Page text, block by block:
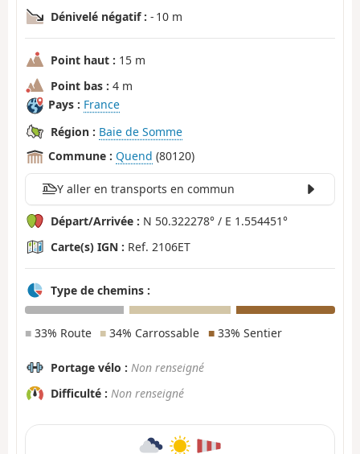
Dénivelé négatif : - 10 m
Point haut : 15 m
Point bas : 4 m
Pays : France
Région : Baie de Somme
Commune : Quend (80120)
Y aller en transports en commun
Départ/Arrivée : N 50.322278° / E 1.554451°
Carte(s) IGN : Ref. 2106ET
Type de chemins :
■ 33% Route ■ 34% Carrossable ■33% Sentier
Portage vélo : Non renseigné
Difficulté : Non renseigné